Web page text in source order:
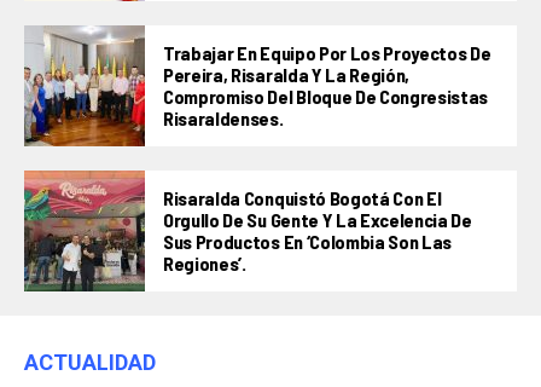
Trabajar En Equipo Por Los Proyectos De
Pereira, Risaralda Y La Región,
Compromiso Del Bloque De Congresistas
Risaraldenses.
Risaralda Conquistó Bogotá Con El
Orgullo De Su Gente Y La Excelencia De
Sus Productos En ‘Colombia Son Las
Regiones’.
ACTUALIDAD